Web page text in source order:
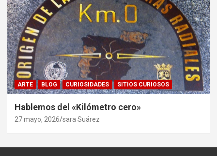
ARTE BLOG CURIOSIDADES SITIOS CURIOSOS
Hablemos del «Kilómetro cero»
27 mayo, 2026 sara Suárez